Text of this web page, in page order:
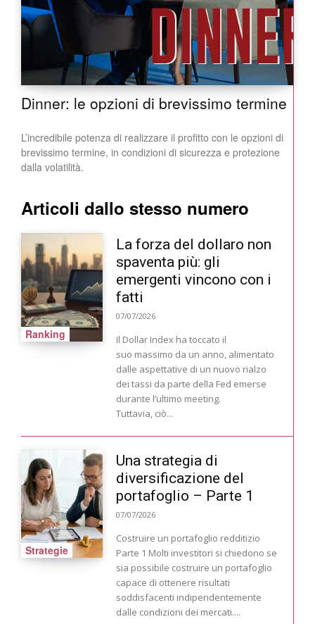
Dinner: le opzioni di brevissimo termine
L’incredibile potenza di realizzare il profitto con le opzioni di
brevissimo termine, in condizioni di sicurezza e protezione
dalla volatilità.
Articoli dallo stesso numero
Ranking
La forza del dollaro non
spaventa più: gli
emergenti vincono con i
fatti
07/07/2026
Il Dollar Index ha toccato il
suo massimo da un anno, alimentato
dalle aspettative di un nuovo rialzo
dei tassi da parte della Fed emerse
durante l’ultimo meeting.
Tuttavia, ciò...
Strategie
Una strategia di
diversificazione del
portafoglio – Parte 1
07/07/2026
Costruire un portafoglio redditizio
Parte 1 Molti investitori si chiedono se
sia possibile costruire un portafoglio
capace di ottenere risultati
soddisfacenti indipendentemente
dalle condizioni dei mercati....